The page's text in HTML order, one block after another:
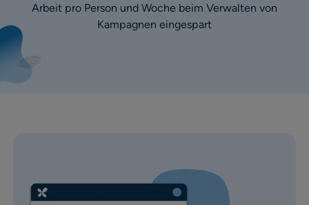
Arbeit pro Person und Woche beim Verwalten von
Kampagnen eingespart